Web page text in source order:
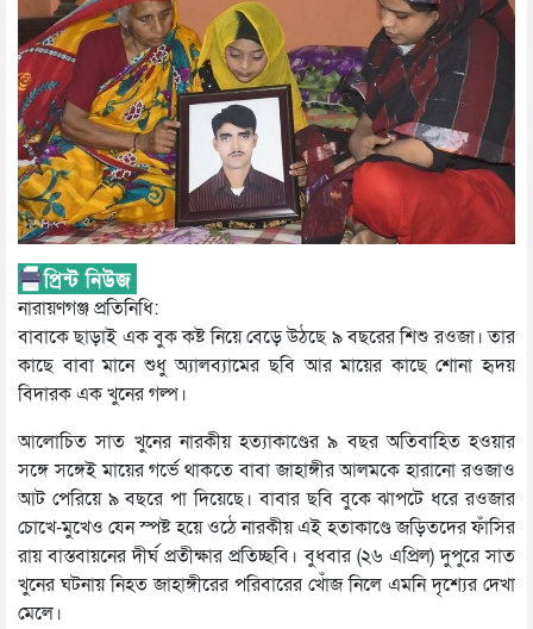
নারায়ণগঞ্জ প্রতিনিধি:
বাবাকে ছাড়াই এক বুক কষ্ট নিয়ে বেড়ে উঠছে ৯ বছরের শিশু রওজা। তার
কাছে বাবা মানে শুধু অ্যালব্যামের ছবি আর মায়ের কাছে শোনা হৃদয়
বিদারক এক খুনের গল্প।
আলোচিত সাত খুনের নারকীয় হত্যাকাণ্ডের ৯ বছর অতিবাহিত হওয়ার
সঙ্গে সঙ্গেই মায়ের গর্ভে থাকতে বাবা জাহাঙ্গীর আলমকে হারানো রওজাও
আট পেরিয়ে ৯ বছরে পা দিয়েছে। বাবার ছবি বুকে ঝাপটে ধরে রওজার
চোখে-মুখেও যেন স্পষ্ট হয়ে ওঠে নারকীয় এই হতাকাণ্ডে জড়িতদের ফাঁসির
রায় বাস্তবায়নের দীর্ঘ প্রতীক্ষার প্রতিচ্ছবি। বুধবার (২৬ এপ্রিল) দুপুরে সাত
খুনের ঘটনায় নিহত জাহাঙ্গীরের পরিবারের খোঁজ নিলে এমনি দৃশ্যের দেখা
মেলে।